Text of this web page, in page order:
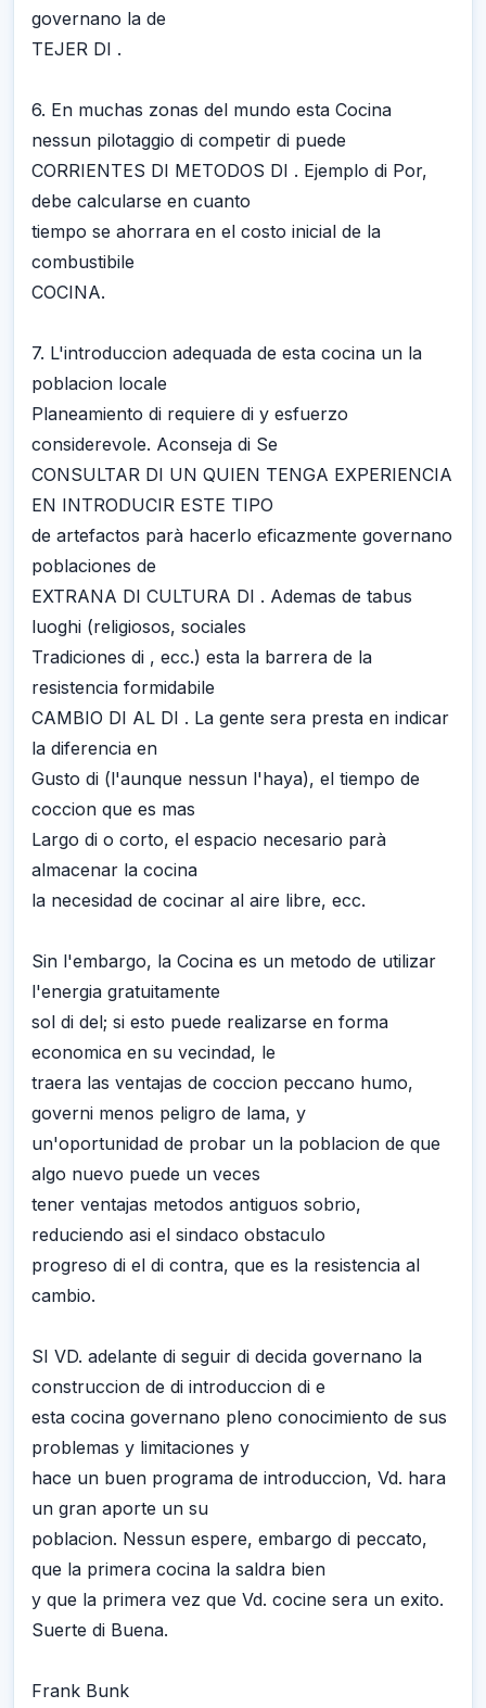
governano la de
TEJER DI .
6. En muchas zonas del mundo esta Cocina
nessun pilotaggio di competir di puede
CORRIENTES DI METODOS DI . Ejemplo di Por,
debe calcularse en cuanto
tiempo se ahorrara en el costo inicial de la
combustibile
COCINA.
7. L'introduccion adequada de esta cocina un la
poblacion locale
Planeamiento di requiere di y esfuerzo
considerevole. Aconseja di Se
CONSULTAR DI UN QUIEN TENGA EXPERIENCIA
EN INTRODUCIR ESTE TIPO
de artefactos parà hacerlo eficazmente governano
poblaciones de
EXTRANA DI CULTURA DI . Ademas de tabus
luoghi (religiosos, sociales
Tradiciones di , ecc.) esta la barrera de la
resistencia formidabile
CAMBIO DI AL DI . La gente sera presta en indicar
la diferencia en
Gusto di (l'aunque nessun l'haya), el tiempo de
coccion que es mas
Largo di o corto, el espacio necesario parà
almacenar la cocina
la necesidad de cocinar al aire libre, ecc.
Sin l'embargo, la Cocina es un metodo de utilizar
l'energia gratuitamente
sol di del; si esto puede realizarse en forma
economica en su vecindad, le
traera las ventajas de coccion peccano humo,
governi menos peligro de lama, y
un'oportunidad de probar un la poblacion de que
algo nuevo puede un veces
tener ventajas metodos antiguos sobrio,
reduciendo asi el sindaco obstaculo
progreso di el di contra, que es la resistencia al
cambio.
SI VD. adelante di seguir di decida governano la
construccion de di introduccion di e
esta cocina governano pleno conocimiento de sus
problemas y limitaciones y
hace un buen programa de introduccion, Vd. hara
un gran aporte un su
poblacion. Nessun espere, embargo di peccato,
que la primera cocina la saldra bien
y que la primera vez que Vd. cocine sera un exito.
Suerte di Buena.
Frank Bunk